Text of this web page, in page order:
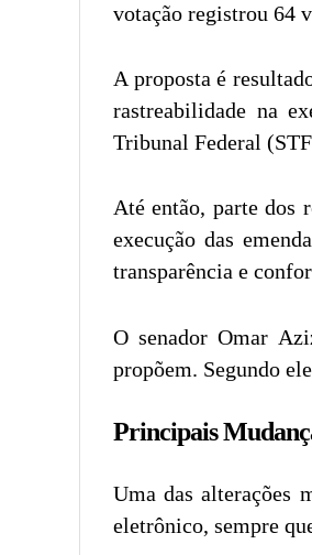
votação registrou 64
A proposta é
rastreabilidade na
Tribunal Federal
Até então, parte dos
execução das
transparência e
O senador Omar
propõem. Segundo
Principais
Uma das alterações
eletrônico, sempre